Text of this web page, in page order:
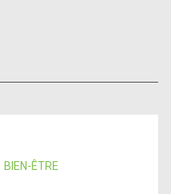
BIEN-ÊTRE